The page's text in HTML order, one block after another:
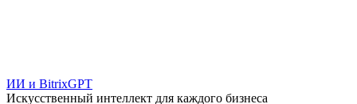
ИИ и BitrixGPT
Искусственный интеллект для каждого бизнеса